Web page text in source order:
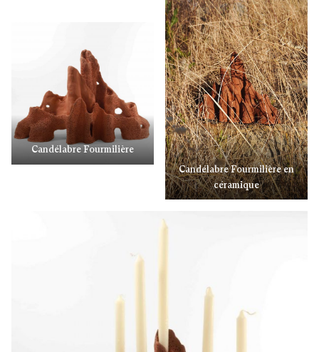
Candélabre Fourmilière
Candélabre Fourmilière en
céramique